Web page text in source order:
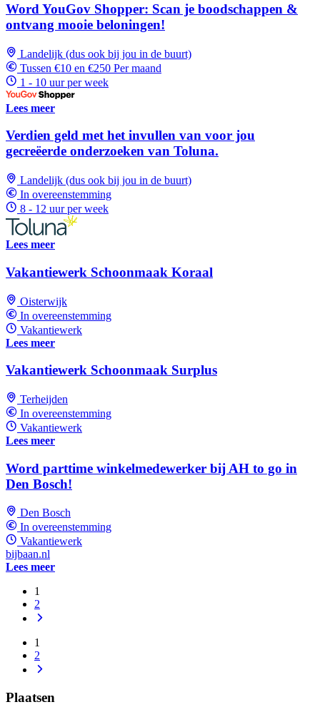
Word YouGov Shopper: Scan je boodschappen &
ontvang mooie beloningen!
Landelijk (dus ook bij jou in de buurt)
Tussen €10 en €250 Per maand
1 - 10 uur per week
Lees meer
Verdien geld met het invullen van voor jou
gecreëerde onderzoeken van Toluna.
Landelijk (dus ook bij jou in de buurt)
In overeenstemming
8 - 12 uur per week
Lees meer
Vakantiewerk Schoonmaak Koraal
Oisterwijk
In overeenstemming
Vakantiewerk
Lees meer
Vakantiewerk Schoonmaak Surplus
Terheijden
In overeenstemming
Vakantiewerk
Lees meer
Word parttime winkelmedewerker bij AH to go in
Den Bosch!
Den Bosch
In overeenstemming
Vakantiewerk
bijbaan.nl
Lees meer
1
2
1
2
Plaatsen